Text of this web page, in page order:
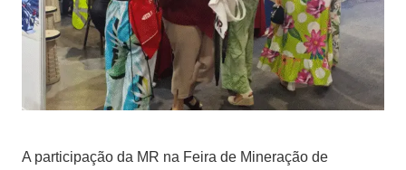
A participação da MR na Feira de Mineração de